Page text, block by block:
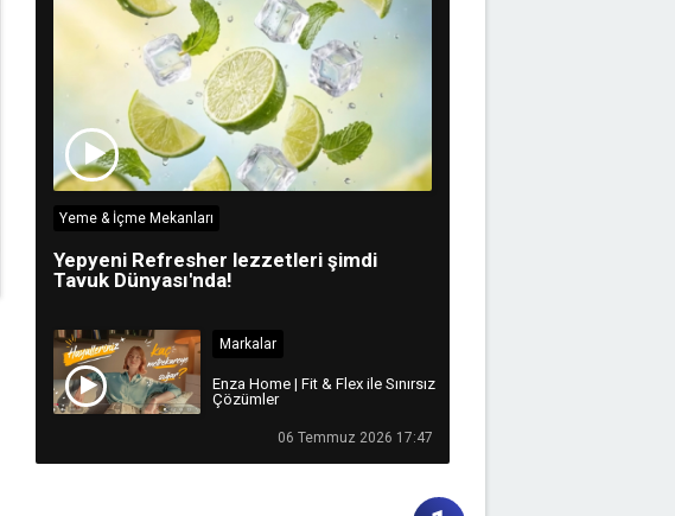
Yeme & İçme Mekanları
Yepyeni Refresher lezzetleri şimdi
Tavuk Dünyası'nda!
Markalar
Enza Home | Fit & Flex ile Sınırsız
Çözümler
06 Temmuz 2026 17:47